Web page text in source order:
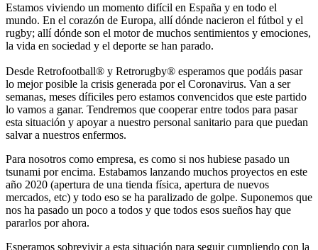
Estamos viviendo un momento difícil en España y en todo el
mundo. En el corazón de Europa, allí dónde nacieron el fútbol y el
rugby; allí dónde son el motor de muchos sentimientos y emociones,
la vida en sociedad y el deporte se han parado.
Desde Retrofootball® y Retrorugby® esperamos que podáis pasar
lo mejor posible la crisis generada por el Coronavirus. Van a ser
semanas, meses díficiles pero estamos convencidos que este partido
lo vamos a ganar. Tendremos que cooperar entre todos para pasar
esta situación y apoyar a nuestro personal sanitario para que puedan
salvar a nuestros enfermos.
Para nosotros como empresa, es como si nos hubiese pasado un
tsunami por encima. Estabamos lanzando muchos proyectos en este
año 2020 (apertura de una tienda física, apertura de nuevos
mercados, etc) y todo eso se ha paralizado de golpe. Suponemos que
nos ha pasado un poco a todos y que todos esos sueños hay que
pararlos por ahora.
Esperamos sobrevivir a esta situación para seguir cumpliendo con la